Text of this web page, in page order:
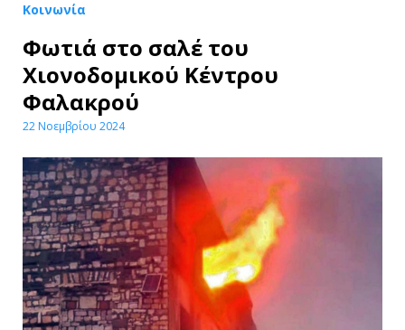
Κοινωνία
Φωτιά στο σαλέ του
Χιονοδομικού Κέντρου
Φαλακρού
22 Νοεμβρίου 2024